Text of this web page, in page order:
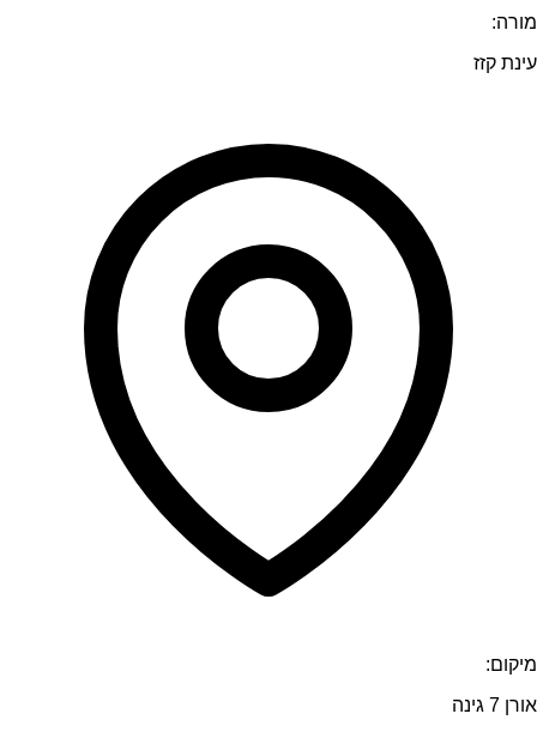
מורה:
עינת קזז
מיקום:
אורן 7 גינה